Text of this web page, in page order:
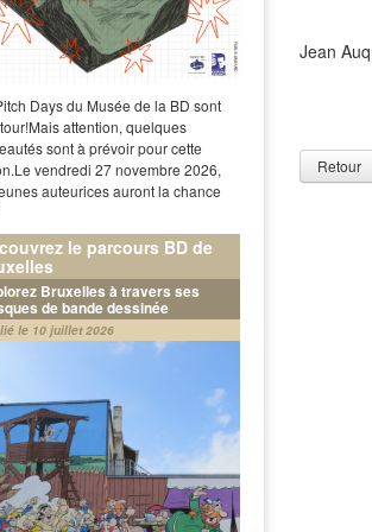
Days du Musée de la BD sont
attention, quelques
sont à prévoir pour cette
vendredi 27 novembre 2026,
auteurices auront la chance
le parcours BD de
Bruxelles à travers ses
de bande dessinée
le 10 juillet 2026
Jean
Retour